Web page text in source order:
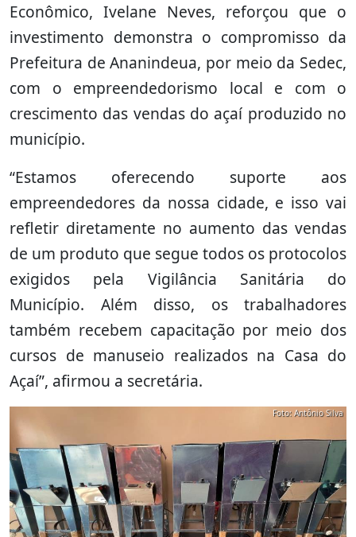
Econômico, Ivelane Neves, reforçou que o
investimento demonstra o compromisso da
Prefeitura de Ananindeua, por meio da Sedec,
com o empreendedorismo local e com o
crescimento das vendas do açaí produzido no
município.
“Estamos oferecendo suporte aos
empreendedores da nossa cidade, e isso vai
refletir diretamente no aumento das vendas
de um produto que segue todos os protocolos
exigidos pela Vigilância Sanitária do
Município. Além disso, os trabalhadores
também recebem capacitação por meio dos
cursos de manuseio realizados na Casa do
Açaí”, afirmou a secretária.
Foto: Antônio Silva